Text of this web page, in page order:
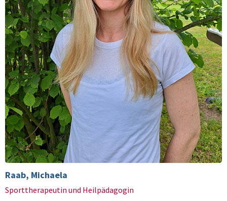
Raab, Michaela
Sporttherapeutin und Heilpädagogin